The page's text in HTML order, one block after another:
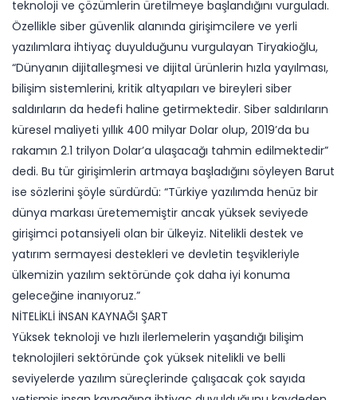
teknoloji ve çözümlerin üretilmeye başlandığını vurguladı.
Özellikle siber güvenlik alanında girişimcilere ve yerli
yazılımlara ihtiyaç duyulduğunu vurgulayan Tiryakioğlu,
“Dünyanın dijitalleşmesi ve dijital ürünlerin hızla yayılması,
bilişim sistemlerini, kritik altyapıları ve bireyleri siber
saldırıların da hedefi haline getirmektedir. Siber saldırıların
küresel maliyeti yıllık 400 milyar Dolar olup, 2019’da bu
rakamın 2.1 trilyon Dolar’a ulaşacağı tahmin edilmektedir”
dedi. Bu tür girişimlerin artmaya başladığını söyleyen Barut
ise sözlerini şöyle sürdürdü: “Türkiye yazılımda henüz bir
dünya markası üretememiştir ancak yüksek seviyede
girişimci potansiyeli olan bir ülkeyiz. Nitelikli destek ve
yatırım sermayesi destekleri ve devletin teşvikleriyle
ülkemizin yazılım sektöründe çok daha iyi konuma
geleceğine inanıyoruz.”
NİTELİKLİ İNSAN KAYNAĞI ŞART
Yüksek teknoloji ve hızlı ilerlemelerin yaşandığı bilişim
teknolojileri sektöründe çok yüksek nitelikli ve belli
seviyelerde yazılım süreçlerinde çalışacak çok sayıda